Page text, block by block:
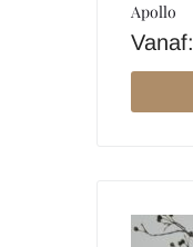
Apollo
Vanaf: